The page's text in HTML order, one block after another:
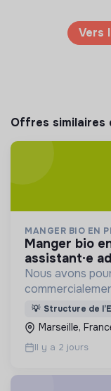
Vers
Offres similaires
MANGER BIO EN
manger bio en provence recrute : un·e
assistant·e
Nous avons
collectivités afin
LOCAUX dans
💡 Structure de
Marseille,
Il y a 2 jours